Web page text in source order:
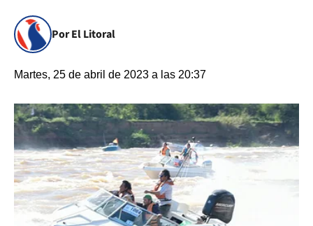
Por El Litoral
Martes, 25 de abril de 2023 a las 20:37